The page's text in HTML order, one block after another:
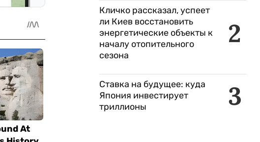
2
Кличко рассказал, успеет
ли Киев восстановить
энергетические объекты к
началу отопительного
сезона
3
Ставка на будущее: куда
Япония инвестирует
триллионы